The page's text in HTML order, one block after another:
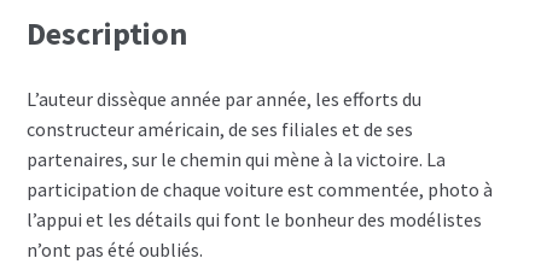
Description
L’auteur dissèque année par année, les efforts du
constructeur américain, de ses filiales et de ses
partenaires, sur le chemin qui mène à la victoire. La
participation de chaque voiture est commentée, photo à
l’appui et les détails qui font le bonheur des modélistes
n’ont pas été oubliés.